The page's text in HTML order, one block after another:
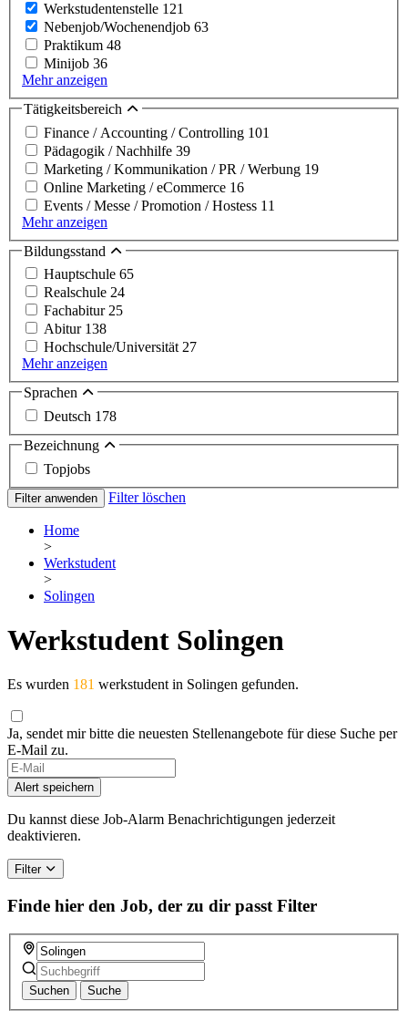
Werkstudentenstelle 121
Nebenjob/Wochenendjob 63
Praktikum 48
Minijob 36
Mehr anzeigen
Tätigkeitsbereich
Finance / Accounting / Controlling 101
Pädagogik / Nachhilfe 39
Marketing / Kommunikation / PR / Werbung 19
Online Marketing / eCommerce 16
Events / Messe / Promotion / Hostess 11
Mehr anzeigen
Bildungsstand
Hauptschule 65
Realschule 24
Fachabitur25
Abitur 138
Hochschule/Universität27
Mehr anzeigen
Sprachen
Deutsch 178
Bezeichnung
Topjobs
Filter anwenden Filter löschen
Home
>
Werkstudent
>
Solingen
Werkstudent Solingen
Es wurden 181 werkstudent in Solingen gefunden.
Ja, sendet mir bitte die neuesten Stellenangebote für diese Suche per
E-Mail zu.
Alert speichern
Du kannst diese Job-Alarm Benachrichtigungen jederzeit
deaktivieren.
Filter
Finde hier den Job, der zu dir passt Filter
Suchen Suche